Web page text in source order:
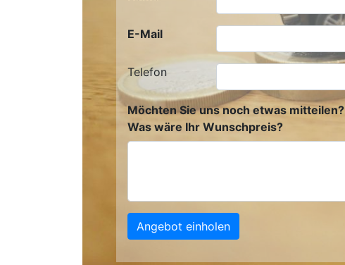
E-Mail
Telefon
Möchten Sie uns noch etwas mitteilen?
Was wäre Ihr Wunschpreis?
Angebot einholen